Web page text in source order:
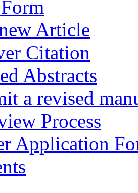
Article
Citation
Abstracts
a revised
Process
Application